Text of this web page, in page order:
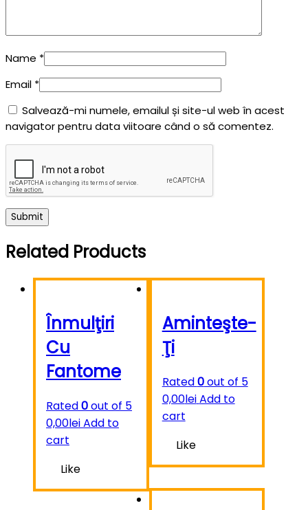
Name *
Email *
Salvează-mi numele, emailul și site-ul web în acest
navigator pentru data viitoare când o să comentez.
Related Products
Înmulţiri
Cu
Fantome
Rated0out of 5
0,00leiAdd to
cart
Like
Aminteşte-
Ţi
Rated0out of 5
0,00leiAdd to
cart
Like